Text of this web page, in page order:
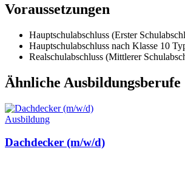
Voraussetzungen
Hauptschulabschluss (Erster
Hauptschulabschluss nach Klasse 10
Realschulabschluss (Mittlerer
Ähnliche Ausbildungsberufe
Ausbildung
Dachdecker (m/w/d)